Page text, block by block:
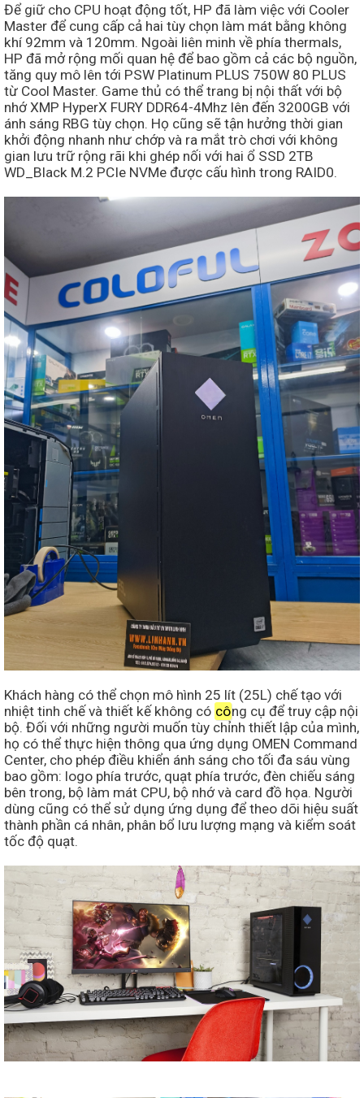
Để giữ cho CPU hoạt động tốt, HP đã làm việc với Cooler
Master để cung cấp cả hai tùy chọn làm mát bằng không
khí 92mm và 120mm. Ngoài liên minh về phía thermals,
HP đã mở rộng mối quan hệ để bao gồm cả các bộ nguồn,
tăng quy mô lên tới PSW Platinum PLUS 750W 80 PLUS
từ Cool Master. Game thủ có thể trang bị nội thất với bộ
nhớ XMP HyperX FURY DDR64-4Mhz lên đến 3200GB với
ánh sáng RBG tùy chọn. Họ cũng sẽ tận hưởng thời gian
khởi động nhanh như chớp và ra mắt trò chơi với không
gian lưu trữ rộng rãi khi ghép nối với hai ổ SSD 2TB
WD_Black M.2 PCIe NVMe được cấu hình trong RAID0.
Khách hàng có thể chọn mô hình 25 lít (25L) chế tạo với
nhiệt tinh chế và thiết kế không có công cụ để truy cập nội
bộ. Đối với những người muốn tùy chỉnh thiết lập của mình,
họ có thể thực hiện thông qua ứng dụng OMEN Command
Center, cho phép điều khiển ánh sáng cho tối đa sáu vùng
bao gồm: logo phía trước, quạt phía trước, đèn chiếu sáng
bên trong, bộ làm mát CPU, bộ nhớ và card đồ họa. Người
dùng cũng có thể sử dụng ứng dụng để theo dõi hiệu suất
thành phần cá nhân, phân bổ lưu lượng mạng và kiểm soát
tốc độ quạt.